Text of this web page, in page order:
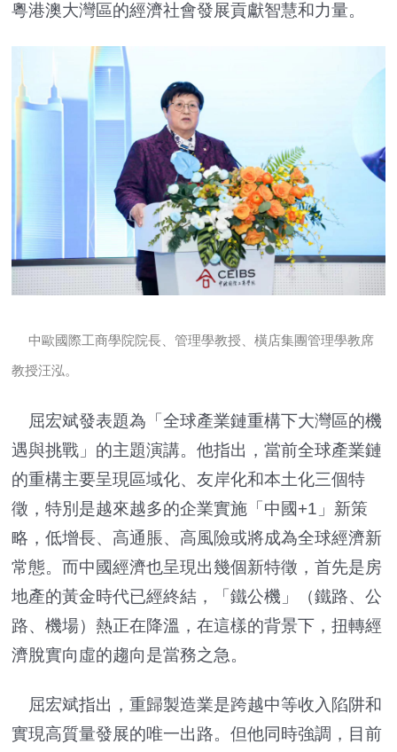
粵港澳大灣區的經濟社會發展貢獻智慧和力量。
中歐國際工商學院院長、管理學教授、橫店集團管理學教席
教授汪泓。
屈宏斌發表題為「全球產業鏈重構下大灣區的機
遇與挑戰」的主題演講。他指出，當前全球產業鏈
的重構主要呈現區域化、友岸化和本土化三個特
徵，特別是越來越多的企業實施「中國+1」新策
略，低增長、高通脹、高風險或將成為全球經濟新
常態。而中國經濟也呈現出幾個新特徵，首先是房
地產的黃金時代已經終結，「鐵公機」（鐵路、公
路、機場）熱正在降溫，在這樣的背景下，扭轉經
濟脫實向虛的趨向是當務之急。
屈宏斌指出，重歸製造業是跨越中等收入陷阱和
實現高質量發展的唯一出路。但他同時強調，目前